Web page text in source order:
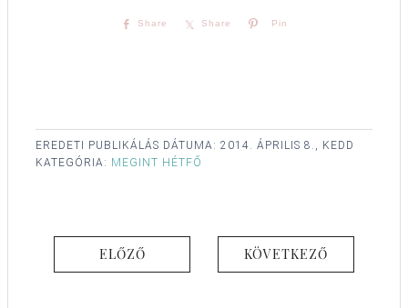
Share Share Pin
EREDETI PUBLIKÁLÁS DÁTUMA: 2014. ÁPRILIS 8., KEDD
KATEGÓRIA: MEGINT HÉTFŐ
ELŐZŐ KÖVETKEZŐ